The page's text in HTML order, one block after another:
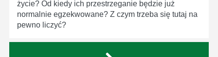
życie? Od kiedy ich przestrzeganie będzie już
normalnie egzekwowane? Z czym trzeba się tutaj na
pewno liczyć?